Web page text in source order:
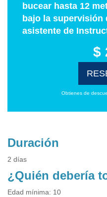
bucear hasta 12
bajo la supervisión
asistente de
$
Obtienes de
Duración
2 días
¿Quién debería
Edad mínima: 10